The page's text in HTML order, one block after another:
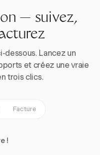
— suivez,
dessous. Lancez un
et créez une vraie
trois clics.
Facture
!